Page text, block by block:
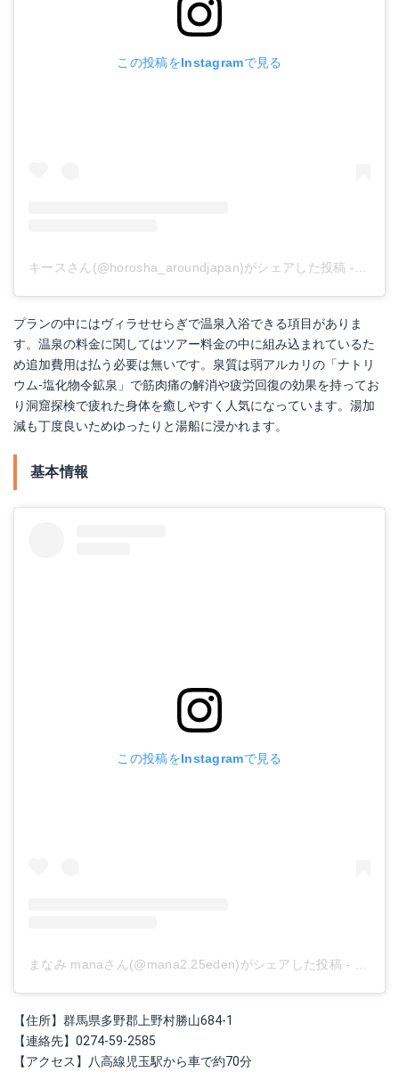
この投稿をInstagramで見る
キースさん(@horosha_aroundjapan)がシェアした投稿 - 2017
プランの中にはヴィラせせらぎで温泉入浴できる項目がありま
す。温泉の料金に関してはツアー料金の中に組み込まれているた
め追加費用は払う必要は無いです。泉質は弱アルカリの「ナトリ
ウム-塩化物令鉱泉」で筋肉痛の解消や疲労回復の効果を持ってお
り洞窟探検で疲れた身体を癒しやすく人気になっています。湯加
減も丁度良いためゆったりと湯船に浸かれます。
基本情報
この投稿をInstagramで見る
まなみ manaさん(@mana2.25eden)がシェアした投稿 -
【住所】群馬県多野郡上野村勝山684-1
【連絡先】0274-59-2585
【アクセス】八高線児玉駅から車で約70分